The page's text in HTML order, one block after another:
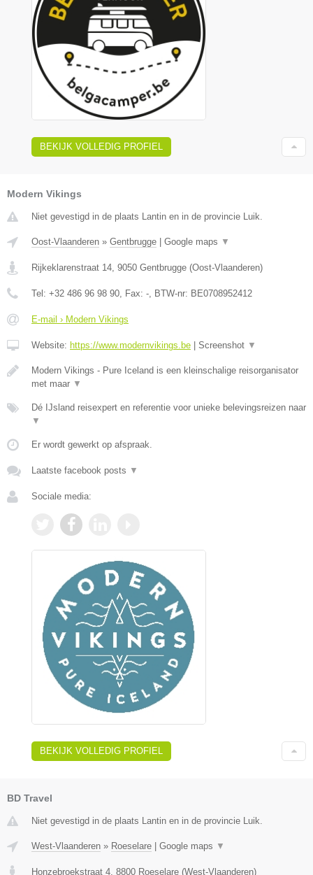
BEKIJK VOLLEDIG PROFIEL
Modern Vikings
Niet gevestigd in de plaats Lantin en in de provincie Luik.
Oost-Vlaanderen » Gentbrugge Google maps ▼
Rijkeklarenstraat 14, 9050 Gentbrugge (Oost-Vlaanderen)
Tel: +32 486 96 98 90, Fax: -, BTW-nr: BE0708952412
E-mail › Modern Vikings
Website: https://www.modernvikings.be Screenshot ▼
Modern Vikings - Pure Iceland is een kleinschalige reisorganisator
met maar ▼
Dé IJsland reisexpert en referentie voor unieke belevingsreizen naar
▼
Er wordt gewerkt op afspraak.
Laatste facebook posts ▼
Sociale media:
BEKIJK VOLLEDIG PROFIEL
BD Travel
Niet gevestigd in de plaats Lantin en in de provincie Luik.
West-Vlaanderen » Roeselare Google maps ▼
Honzebroekstraat 4, 8800 Roeselare (West-Vlaanderen)